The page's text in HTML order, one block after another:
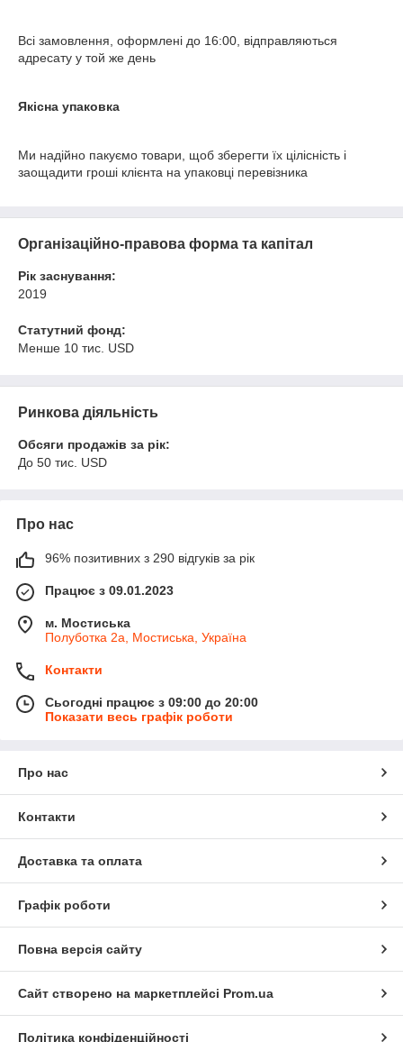
Всі замовлення, оформлені до 16:00, відправляються
адресату у той же день
Якісна упаковка
Ми надійно пакуємо товари, щоб зберегти їх цілісність і
заощадити гроші клієнта на упаковці перевізника
Організаційно-правова форма та капітал
Рік заснування:
2019
Статутний фонд:
Менше 10 тис. USD
Ринкова діяльність
Обсяги продажів за рік:
До 50 тис. USD
Про нас
96% позитивних з 290 відгуків за рік
Працює з 09.01.2023
м. Мостиська
Полуботка 2а, Мостиська, Україна
Контакти
Сьогодні працює з 09:00 до 20:00
Показати весь графік роботи
Про нас
Контакти
Доставка та оплата
Графік роботи
Повна версія сайту
Сайт створено на маркетплейсі Prom.ua
Політика конфіденційності